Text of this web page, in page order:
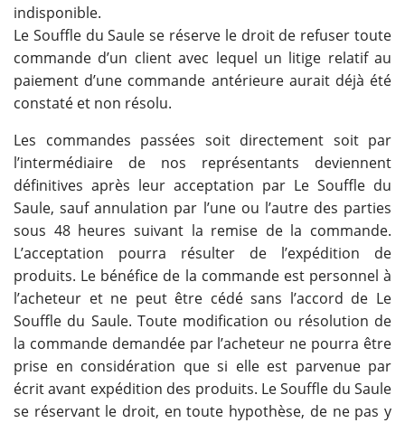
indisponible.
Le Souffle du Saule se réserve le droit de refuser toute
commande d’un client avec lequel un litige relatif au
paiement d’une commande antérieure aurait déjà été
constaté et non résolu.
Les commandes passées soit directement soit par
l’intermédiaire de nos représentants deviennent
définitives après leur acceptation par Le Souffle du
Saule, sauf annulation par l’une ou l’autre des parties
sous 48 heures suivant la remise de la commande.
L’acceptation pourra résulter de l’expédition de
produits. Le bénéfice de la commande est personnel à
l’acheteur et ne peut être cédé sans l’accord de Le
Souffle du Saule. Toute modification ou résolution de
la commande demandée par l’acheteur ne pourra être
prise en considération que si elle est parvenue par
écrit avant expédition des produits. Le Souffle du Saule
se réservant le droit, en toute hypothèse, de ne pas y